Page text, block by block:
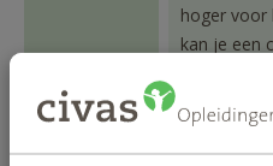
hoger voor
kan je een
Diploma
Bij een
hoger voor